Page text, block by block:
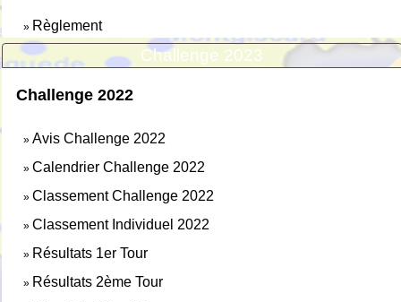
» Règlement
Challenge 2023
Challenge 2022
» Avis Challenge 2022
» Calendrier Challenge 2022
» Classement Challenge 2022
» Classement Individuel 2022
» Résultats 1er Tour
» Résultats 2ème Tour